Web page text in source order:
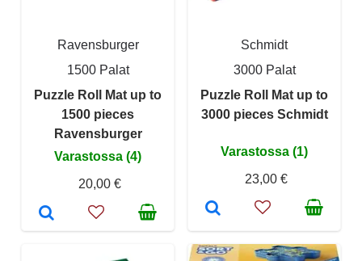
Ravensburger
1500 Palat
Puzzle Roll Mat up to
1500 pieces
Ravensburger
Varastossa (4)
20,00 €
Schmidt
3000 Palat
Puzzle Roll Mat up to
3000 pieces Schmidt
Varastossa (1)
23,00 €